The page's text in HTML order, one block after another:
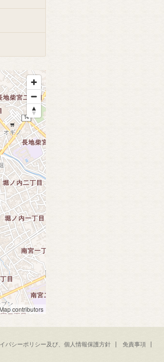
contributors
バシーポリシー及び、個人情報保護方針
免責事項